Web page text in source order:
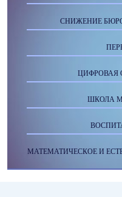
СНИЖЕНИЕ
ЦИФРОВАЯ
ШКОЛА
МАТЕМАТИЧЕСКОЕ И